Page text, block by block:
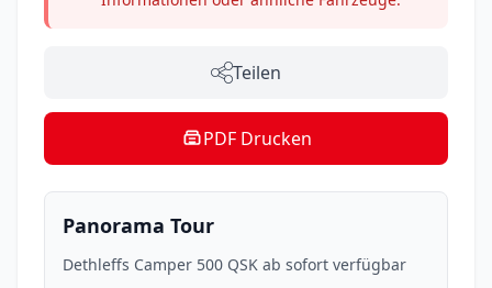
Teilen
PDF Drucken
Panorama Tour
Dethleffs Camper 500 QSK ab sofort verfügbar